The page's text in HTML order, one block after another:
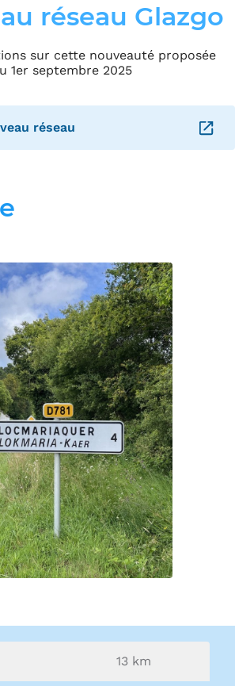
réseau Glazgo
sur cette nouveauté proposée
1er septembre 2025
réseau
un nouvel onglet
13 km